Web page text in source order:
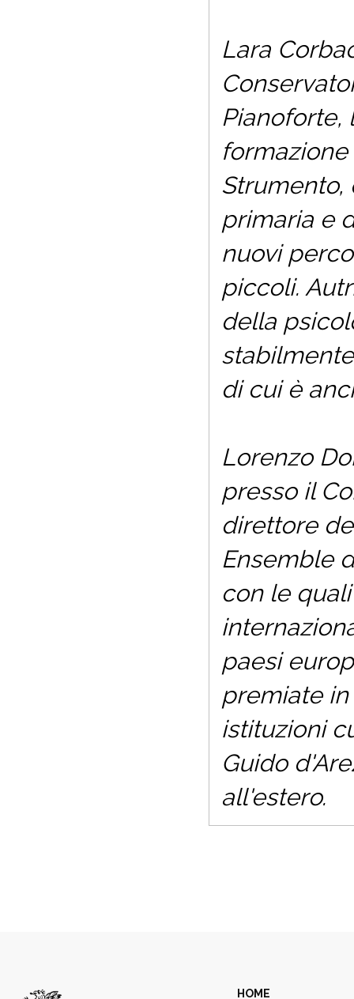
Lara
Pianoforte,
primaria e
nuovi
piccoli.
della
di cui è
Lorenzo
presso il
direttore
Ensemble
con le
paesi
premiate
istituzioni
Guido
all'estero.
HOME